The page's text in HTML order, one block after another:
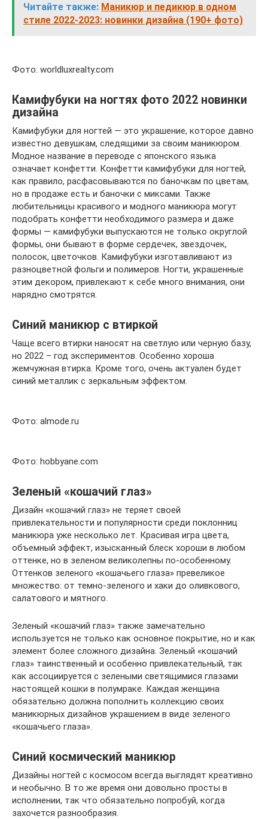
Читайте также: Маникюр и педикюр в одном
стиле 2022-2023: новинки дизайна (190+ фото)
Фото: worldluxrealty.com
Камифубуки на ногтях фото 2022 новинки
дизайна
Камифубуки для ногтей — это украшение, которое давно
известно девушкам, следящими за своим маникюром.
Модное название в переводе с японского языка
означает конфетти. Конфетти камифубуки для ногтей,
как правило, расфасовываются по баночкам по цветам,
но в продаже есть и баночки с миксами. Также
любительницы красивого и модного маникюра могут
подобрать конфетти необходимого размера и даже
формы — камифубуки выпускаются не только округлой
формы, они бывают в форме сердечек, звездочек,
полосок, цветочков. Камифубуки изготавливают из
разноцветной фольги и полимеров. Ногти, украшенные
этим декором, привлекают к себе много внимания, они
нарядно смотрятся.
Синий маникюр с втиркой
Чаще всего втирки наносят на светлую или черную базу,
но 2022 – год экспериментов. Особенно хороша
жемчужная втирка. Кроме того, очень актуален будет
синий металлик с зеркальным эффектом.
Фото: almode.ru
Фото: hobbyane.com
Зеленый «кошачий глаз»
Дизайн «кошачий глаз» не теряет своей
привлекательности и популярности среди поклонниц
маникюра уже несколько лет. Красивая игра цвета,
объемный эффект, изысканный блеск хороши в любом
оттенке, но в зеленом великолепны по-особенному.
Оттенков зеленого «кошачьего глаза» превеликое
множество: от темно-зеленого и хаки до оливкового,
салатового и мятного.
Зеленый «кошачий глаз» также замечательно
используется не только как основное покрытие, но и как
элемент более сложного дизайна. Зеленый «кошачий
глаз» таинственный и особенно привлекательный, так
как ассоциируется с зелеными светящимися глазами
настоящей кошки в полумраке. Каждая женщина
обязательно должна пополнить коллекцию своих
маникюрных дизайнов украшением в виде зеленого
«кошачьего глаза».
Синий космический маникюр
Дизайны ногтей с космосом всегда выглядят креативно
и необычно. В то же время они довольно просты в
исполнении, так что обязательно попробуй, когда
захочется разнообразия.